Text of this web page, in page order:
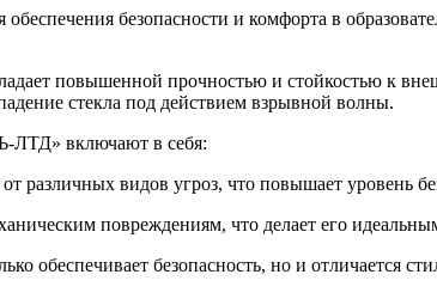
безопасности и комфорта в
повышенной прочностью и стойкостью к
стекла под действием взрывной волны.
ЛТД» включают в себя:
различных видов угроз, что повышает уровень
повреждениям, что делает его
обеспечивает безопасность, но и отличается